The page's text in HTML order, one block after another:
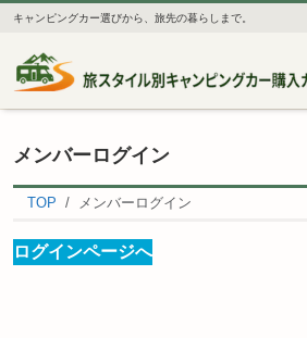
キャンピングカー選びから、旅先の暮らしまで。
メンバーログイン
TOP メンバーログイン
ログインページへ